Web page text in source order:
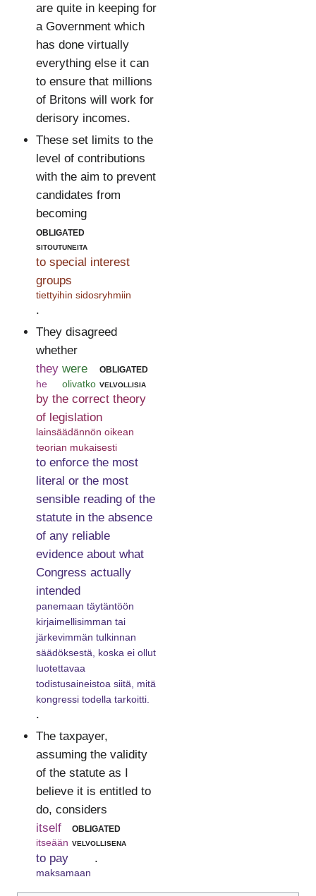
are quite in keeping for
a Government which
has done virtually
everything else it can
to ensure that millions
of Britons will work for
derisory incomes.
These set limits to the
level of contributions
with the aim to prevent
candidates from
becoming
obligated
sitoutuneita
to special interest
groups
tiettyihin sidosryhmiin
.
They disagreed
whether
they
he
were
olivatko
obligated
velvollisia
by the correct theory
of legislation
lainsäädännön oikean
teorian mukaisesti
to enforce the most
literal or the most
sensible reading of the
statute in the absence
of any reliable
evidence about what
Congress actually
intended
panemaan täytäntöön
kirjaimellisimman tai
järkevimmän tulkinnan
säädöksestä, koska ei ollut
luotettavaa
todistusaineistoa siitä, mitä
kongressi todella tarkoitti.
.
The taxpayer,
assuming the validity
of the statute as I
believe it is entitled to
do, considers
itself
itseään
obligated
velvollisena
to pay
maksamaan
.